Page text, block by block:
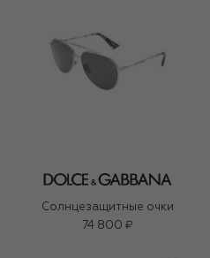
Солнцезащитные очки
74 800 ₽